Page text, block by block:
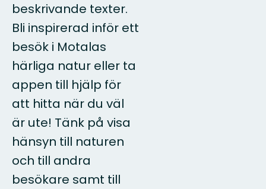
beskrivande texter.
Bli inspirerad inför ett
besök i Motalas
härliga natur eller ta
appen till hjälp för
att hitta när du väl
är ute! Tänk på visa
hänsyn till naturen
och till andra
besökare samt till